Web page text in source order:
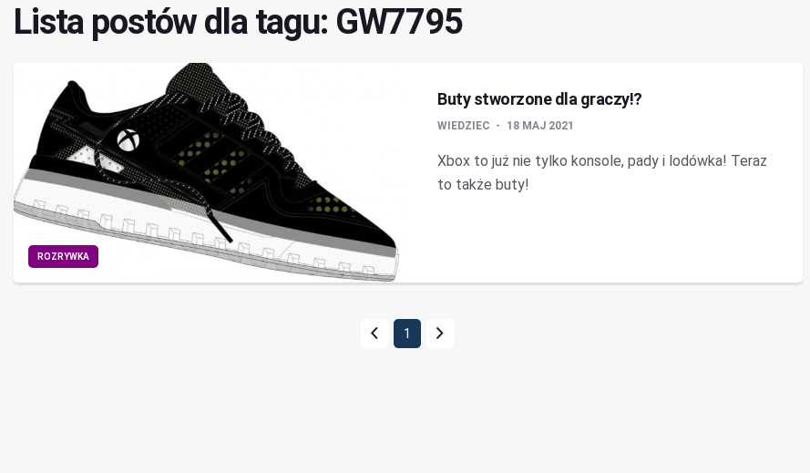
Lista postów dla tagu: GW7795
ROZRYWKA
Buty stworzone dla graczy!?
WIEDZIEC 18 MAJ 2021
Xbox to już nie tylko konsole, pady i lodówka! Teraz
to także buty!
1